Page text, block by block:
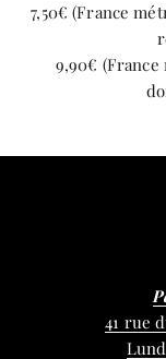
7,50€ (France
9,90€
41 rue